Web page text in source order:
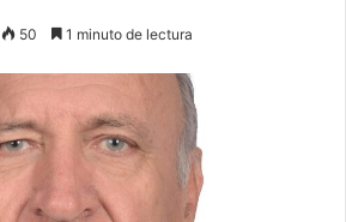
50 1 minuto de lectura